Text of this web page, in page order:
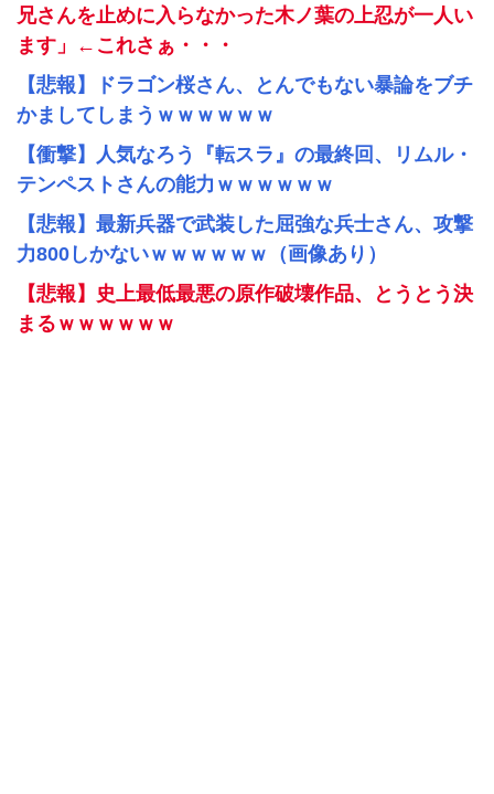
兄さんを止めに入らなかった木ノ葉の上忍が一人い
ます」←これさぁ・・・
【悲報】ドラゴン桜さん、とんでもない暴論をブチ
かましてしまうｗｗｗｗｗｗ
【衝撃】人気なろう『転スラ』の最終回、リムル・
テンペストさんの能力ｗｗｗｗｗｗ
【悲報】最新兵器で武装した屈強な兵士さん、攻撃
力800しかないｗｗｗｗｗｗ（画像あり）
【悲報】史上最低最悪の原作破壊作品、とうとう決
まるｗｗｗｗｗｗ